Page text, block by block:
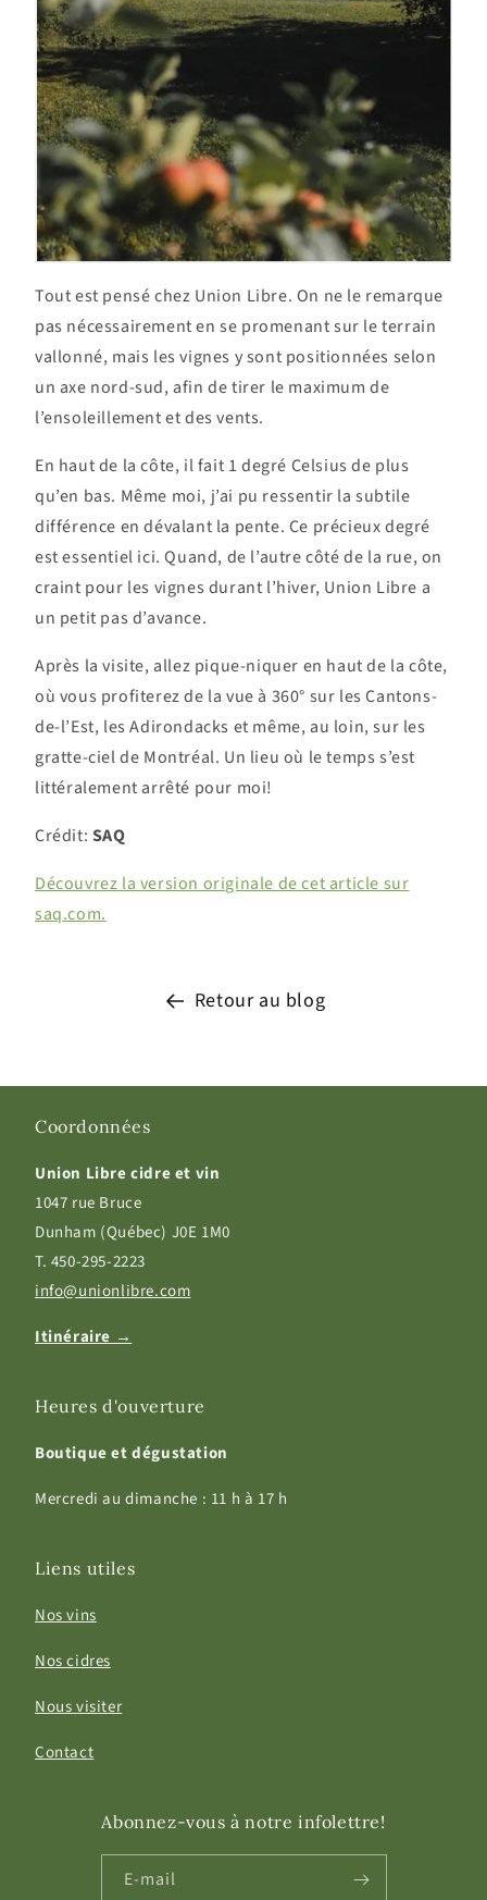
Tout est pensé chez Union Libre. On ne le remarque
pas nécessairement en se promenant sur le terrain
vallonné, mais les vignes y sont positionnées selon
un axe nord-sud, afin de tirer le maximum de
l’ensoleillement et des vents.
En haut de la côte, il fait 1 degré Celsius de plus
qu’en bas. Même moi, j’ai pu ressentir la subtile
différence en dévalant la pente. Ce précieux degré
est essentiel ici. Quand, de l’autre côté de la rue, on
craint pour les vignes durant l’hiver, Union Libre a
un petit pas d’avance.
Après la visite, allez pique-niquer en haut de la côte,
où vous profiterez de la vue à 360° sur les Cantons-
de-l’Est, les Adirondacks et même, au loin, sur les
gratte-ciel de Montréal. Un lieu où le temps s’est
littéralement arrêté pour moi!
Crédit: SAQ
Découvrez la version originale de cet article sur
saq.com.
Retour au blog
Coordonnées
Union Libre cidre et vin
1047 rue Bruce
Dunham (Québec) J0E 1M0
T. 450-295-2223
info@unionlibre.com
Itinéraire →
Heures d'ouverture
Boutique et dégustation
Mercredi au dimanche : 11 h à 17 h
Liens utiles
Nos vins
Nos cidres
Nous visiter
Contact
Abonnez-vous à notre infolettre!
E-mail